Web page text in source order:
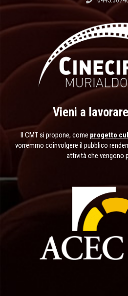
Vieni a
Il CMT si propone, come progetto
vorremmo coinvolgere il pubblico
attività che vengono